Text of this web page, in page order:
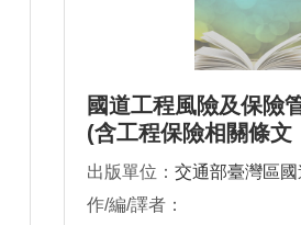
國道工程風險及保險
(含工程保險相關條文
出版單位： 交通部臺灣區
作/編/譯者：